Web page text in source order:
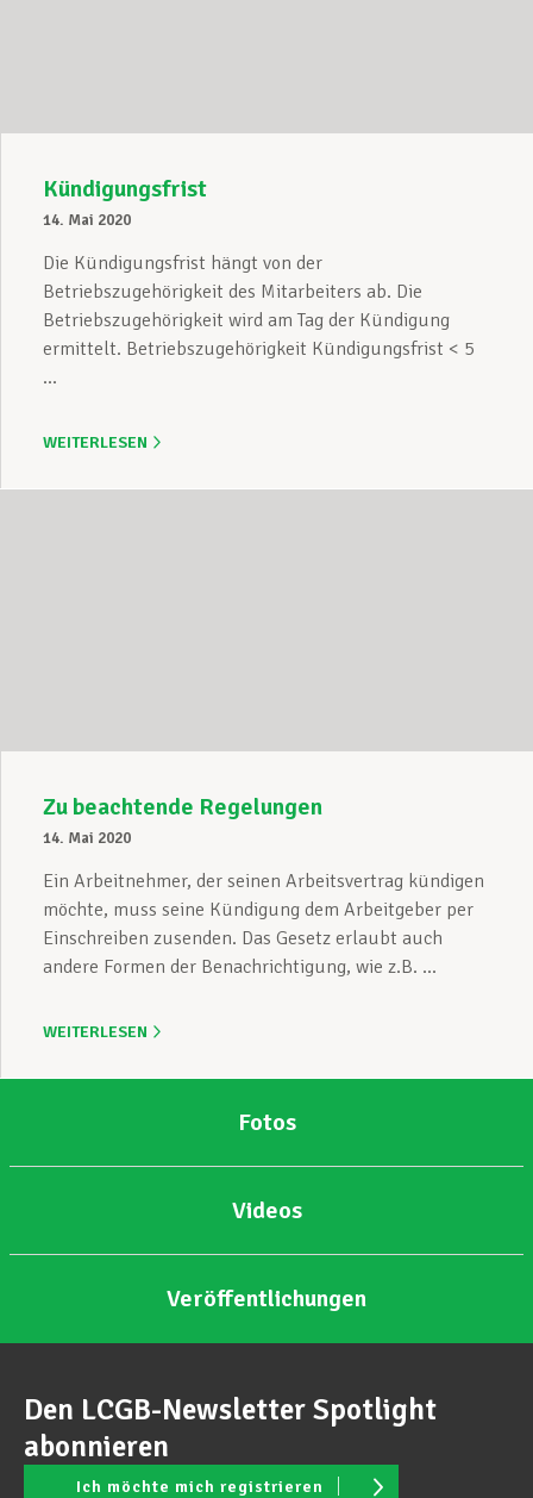
Kündigungsfrist
14. Mai 2020
Die Kündigungsfrist hängt von der
Betriebszugehörigkeit des Mitarbeiters ab. Die
Betriebszugehörigkeit wird am Tag der Kündigung
ermittelt. Betriebszugehörigkeit Kündigungsfrist < 5
...
WEITERLESEN
Zu beachtende Regelungen
14. Mai 2020
Ein Arbeitnehmer, der seinen Arbeitsvertrag kündigen
möchte, muss seine Kündigung dem Arbeitgeber per
Einschreiben zusenden. Das Gesetz erlaubt auch
andere Formen der Benachrichtigung, wie z.B. ...
WEITERLESEN
Fotos
Videos
Veröffentlichungen
Den LCGB-Newsletter Spotlight
abonnieren
Ich möchte mich registrieren